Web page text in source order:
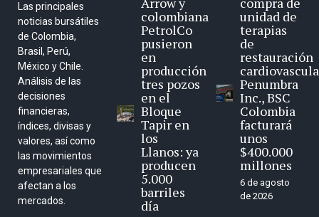
Las principales
noticias bursátiles
de Colombia,
Brasil, Perú,
México y Chile.
Análisis de las
decisiones
financieras,
índices, divisas y
valores, así como
las movimientos
empresariales que
afectan a los
mercados.
colombiana
PetrolCo
pusieron
en
producción
tres pozos
en el
Bloque
Tapir en
los
Llanos: ya
producen
5.000
barriles
día
unidad de
terapias
de
restauración
Penumbra
Inc., BSC
Colombia
facturará
unos
$400.000
millones
6 de agosto
de 2026